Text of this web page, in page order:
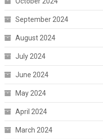
September 2024
August 2024
July 2024
June 2024
May 2024
April 2024
March 2024